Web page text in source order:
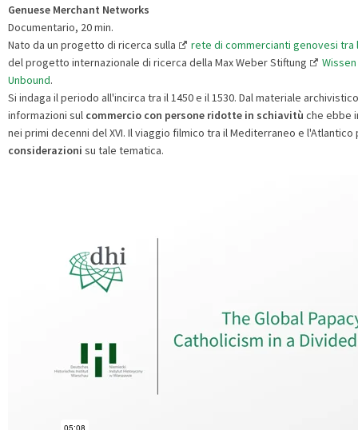
Genuese Merchant Networks
Documentario, 20 min.
Nato da un progetto di ricerca sulla
rete di commercianti genovesi tra
del progetto internazionale di ricerca della Max Weber Stiftung
Unbound.
Si indaga il periodo all'incirca tra il 1450 e il 1530. Dal materiale
informazioni sul commercio con persone ridotte in schiavitù che ebbe
nei primi decenni del XVI. Il viaggio filmico tra il Mediterraneo e
considerazioni su tale tematica.